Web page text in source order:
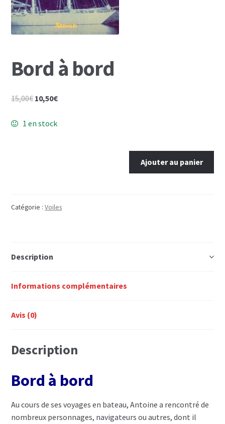
Mon Compte
Panier
Bord à bord
15,00€ Le
initial
10,50€Le
1 en stock
bord
Ajouter au panier
Catégorie :Voiles
Description
Informations complémentaires
Avis (0)
Description
Bord à bord
Au cours de ses voyages en bateau, Antoine a rencontré de
nombreux personnages, navigateurs ou autres, dont il